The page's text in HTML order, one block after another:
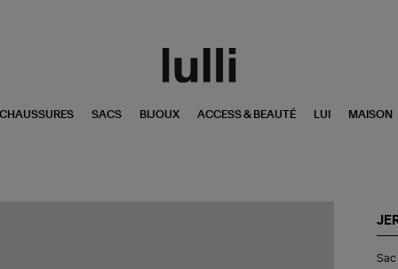
CHAUSSURES SACS BIJOUX ACCESS & BEAUTÉ LUI MAISON
Sac